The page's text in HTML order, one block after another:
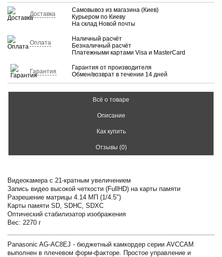
Доставка
Самовывоз из магазина (Киев)
Курьером по Киеву
На склад Новой почты
Оплата
Наличный расчёт
Безналичный расчёт
Платежными картами Visa и MasterCard
Гарантия
Гарантия от производителя
Обмен/возврат в течении 14 дней
Всё о товаре
Описание
Как купить
Отзывы (0)
Видеокамера с 21-кратным увеличением
Запись видео высокой четкости (FullHD) на карты памяти
Разрешение матрицы 4.14 МП (1/4.5")
Карты памяти SD, SDHC, SDXC
Оптический стабилизатор изображения
Вес: 2270 г
Panasonic AG-AC8EJ - бюджетный камкордер серии AVCCAM
выполнен в плечевом форм-факторе. Простое управление и